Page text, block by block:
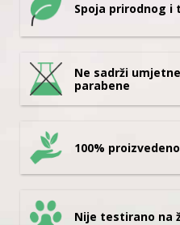
Spoja prirodnog i
Ne sadrži
parabene
100%
Nije testirano na